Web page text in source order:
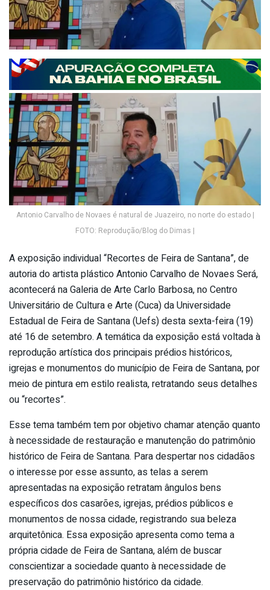
Antonio Carvalho de Novaes é natural de Juazeiro, no norte do estado |
FOTO: Reprodução/Blog do Dimas |
A exposição individual “Recortes de Feira de Santana”, de
autoria do artista plástico Antonio Carvalho de Novaes Será,
acontecerá na Galeria de Arte Carlo Barbosa, no Centro
Universitário de Cultura e Arte (Cuca) da Universidade
Estadual de Feira de Santana (Uefs) desta sexta-feira (19)
até 16 de setembro. A temática da exposição está voltada à
reprodução artística dos principais prédios históricos,
igrejas e monumentos do município de Feira de Santana, por
meio de pintura em estilo realista, retratando seus detalhes
ou “recortes”.
Esse tema também tem por objetivo chamar atenção quanto
à necessidade de restauração e manutenção do patrimônio
histórico de Feira de Santana. Para despertar nos cidadãos
o interesse por esse assunto, as telas a serem
apresentadas na exposição retratam ângulos bens
específicos dos casarões, igrejas, prédios públicos e
monumentos de nossa cidade, registrando sua beleza
arquitetônica. Essa exposição apresenta como tema a
própria cidade de Feira de Santana, além de buscar
conscientizar a sociedade quanto à necessidade de
preservação do patrimônio histórico da cidade.